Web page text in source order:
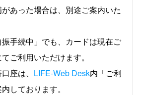
あった場合は、別途ご案内いた
手続中」でも、カードは現在ご
ご利用いただけます。
座は、 LIFE-Web Desk内「ご利
しております。